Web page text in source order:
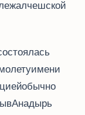
чешской
Utair имени
VP-BAG, обычно
в Анадырь,